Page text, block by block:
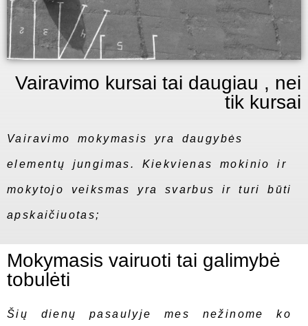
Vairavimo kursai tai daugiau , nei
tik kursai
Vairavimo mokymasis yra daugybės
elementų jungimas. Kiekvienas mokinio ir
mokytojo veiksmas yra svarbus ir turi būti
apskaičiuotas;
Mokymasis vairuoti tai galimybė
tobulėti
Šių dienų pasaulyje mes nežinome ko